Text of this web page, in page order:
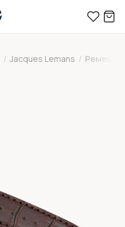
/ Jacques Lemans / Ремешок